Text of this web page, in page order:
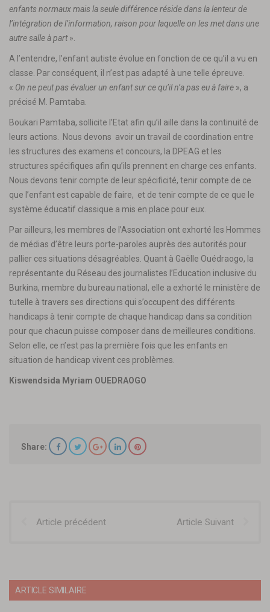
enfants normaux mais la seule différence réside dans la lenteur de
l’intégration de l’information, raison pour laquelle on les met dans une
autre salle à part».
A l’entendre, l’enfant autiste évolue en fonction de ce qu’il a vu en
classe. Par conséquent, il n’est pas adapté à une telle épreuve.
« On ne peut pas évaluer un enfant sur ce qu’il n’a pas eu à faire », a
précisé M. Pamtaba.
Boukari Pamtaba, sollicite l’Etat afin qu’il aille dans la continuité de
leurs actions. Nous devons avoir un travail de coordination entre
les structures des examens et concours, la DPEAG et les
structures spécifiques afin qu’ils prennent en charge ces enfants.
Nous devons tenir compte de leur spécificité, tenir compte de ce
que l’enfant est capable de faire, et de tenir compte de ce que le
système éducatif classique a mis en place pour eux.
Par ailleurs, les membres de l’Association ont exhorté les Hommes
de médias d’être leurs porte-paroles auprès des autorités pour
pallier ces situations désagréables. Quant à Gaëlle Ouédraogo, la
représentante du Réseau des journalistes l’Education inclusive du
Burkina, membre du bureau national, elle a exhorté le ministère de
tutelle à travers ses directions qui s’occupent des différents
handicaps à tenir compte de chaque handicap dans sa condition
pour que chacun puisse composer dans de meilleures conditions.
Selon elle, ce n’est pas la première fois que les enfants en
situation de handicap vivent ces problèmes.
Kiswendsida Myriam OUEDRAOGO
Share:
Article précédent Article Suivant
ARTICLE SIMILAIRE